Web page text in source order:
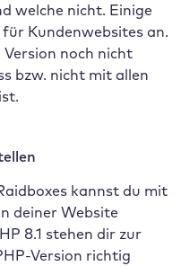
welche nicht. Einige
Kundenwebsites an.
Version noch nicht
bzw. nicht mit allen
kannst du mit
deiner Website
8.1 stehen dir zur
Version richtig